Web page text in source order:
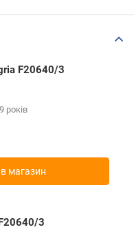
F20640/3
років
магазин
3